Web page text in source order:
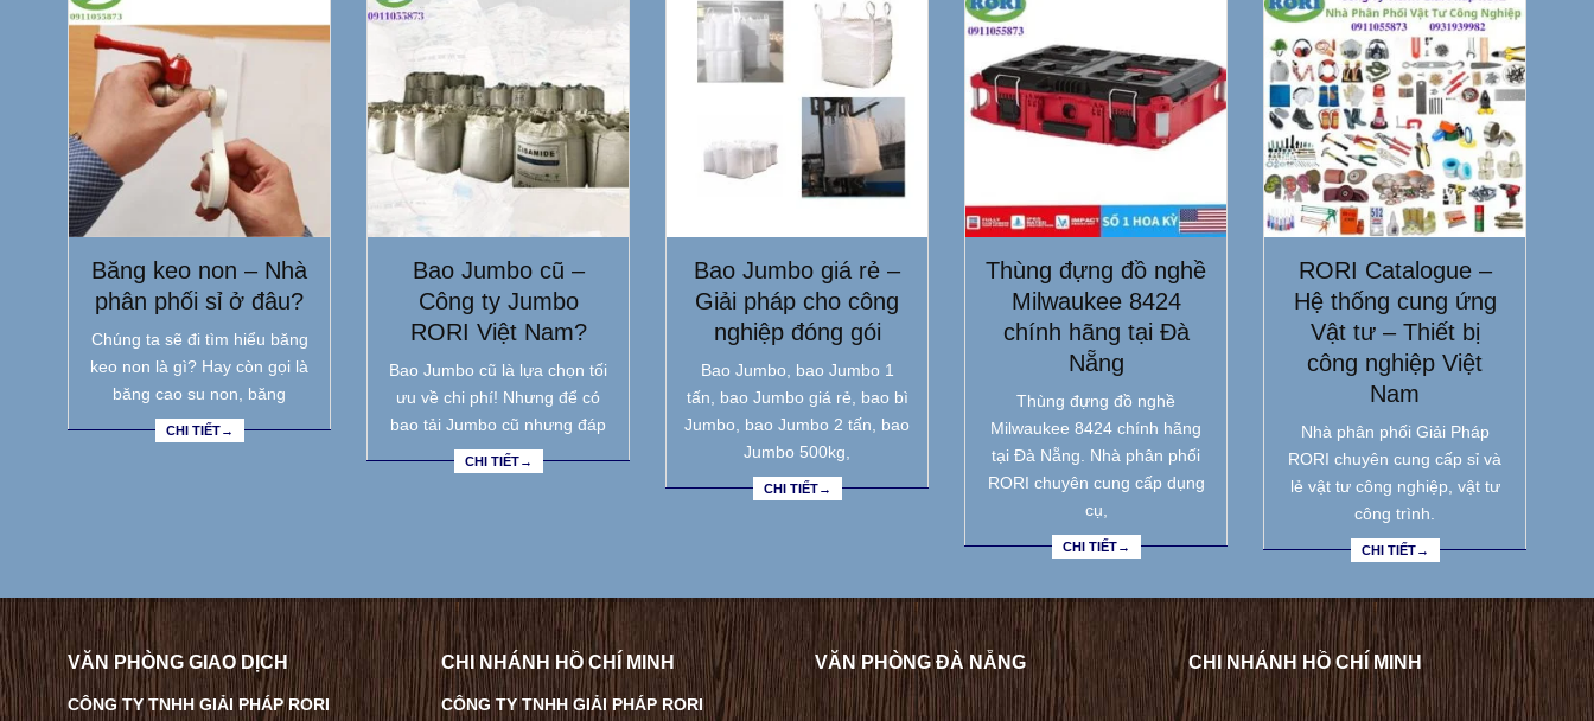
Băng keo non – Nhà
phân phối sỉ ở đâu?
Chúng ta sẽ đi tìm hiểu băng
keo non là gì? Hay còn gọi là
băng cao su non, băng
CHI TIẾT→
Bao Jumbo cũ –
Công ty Jumbo
RORI Việt Nam?
Bao Jumbo cũ là lựa chọn tối
ưu về chi phí! Nhưng để có
bao tải Jumbo cũ nhưng đáp
CHI TIẾT→
Bao Jumbo giá rẻ –
Giải pháp cho công
nghiệp đóng gói
Bao Jumbo, bao Jumbo 1
tấn, bao Jumbo giá rẻ, bao bì
Jumbo, bao Jumbo 2 tấn, bao
Jumbo 500kg,
CHI TIẾT→
Thùng đựng đồ nghề
Milwaukee 8424
chính hãng tại Đà
Nẵng
Thùng đựng đồ nghề
Milwaukee 8424 chính hãng
tại Đà Nẵng. Nhà phân phối
RORI chuyên cung cấp dụng
cụ,
CHI TIẾT→
RORI Catalogue –
Hệ thống cung ứng
Vật tư – Thiết bị
công nghiệp Việt
Nam
Nhà phân phối Giải Pháp
RORI chuyên cung cấp sỉ và
lẻ vật tư công nghiệp, vật tư
công trình.
CHI TIẾT→
VĂN PHÒNG GIAO DỊCH
CÔNG TY TNHH GIẢI PHÁP RORI
CHI NHÁNH HỒ CHÍ MINH
CÔNG TY TNHH GIẢI PHÁP RORI
VĂN PHÒNG ĐÀ NẴNG CHI NHÁNH HỒ CHÍ MINH